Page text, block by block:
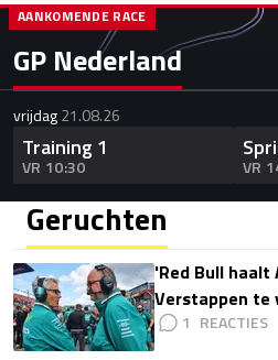
GP Nederland
AANKOMENDE RACE
vrijdag21.08.26
Training 1
VR 10:30 VR
Geruchten
'Red Bull
Verstappen te
1